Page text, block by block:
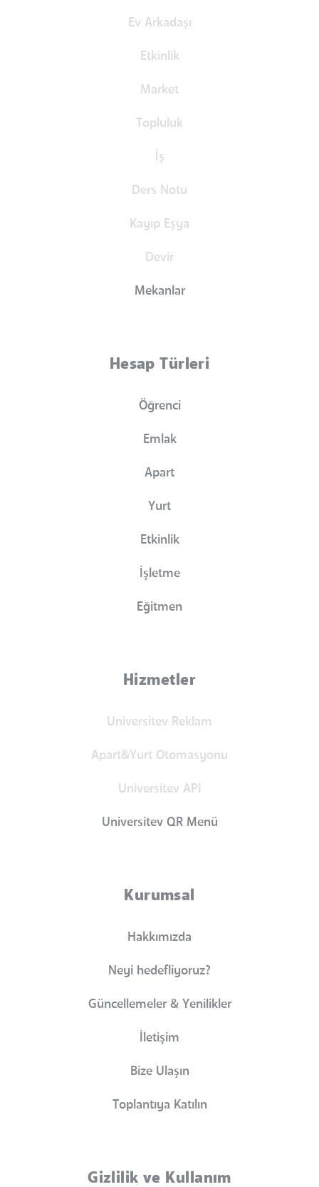
Ev Arkadaşı
Etkinlik
Market
Topluluk
İş
Ders Notu
Kayıp Eşya
Devir
Mekanlar
Hesap Türleri
Öğrenci
Emlak
Apart
Yurt
Etkinlik
İşletme
Eğitmen
Hizmetler
Universitev Reklam
Apart&Yurt Otomasyonu
Universitev API
Universitev QR Menü
Kurumsal
Hakkımızda
Neyi hedefliyoruz?
Güncellemeler & Yenilikler
İletişim
Bize Ulaşın
Toplantıya Katılın
Gizlilik ve Kullanım